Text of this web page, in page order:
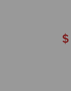
$